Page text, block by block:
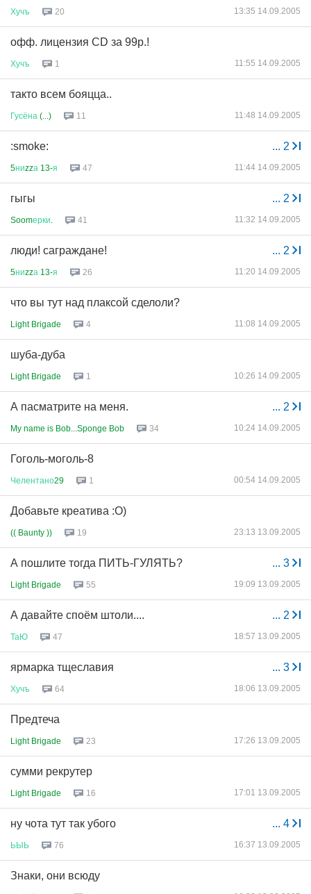
Хучъ 20 13:35 14.09.2005
офф. лицензия CD за 99р.!
Хучъ 1 11:55 14.09.2005
такто всем бояцца..
Гусёна (...) 11 11:48 14.09.2005
... 2
:smoke:
5ниzzа 13-я 47 11:44 14.09.2005
... 2
гыгы
Soomерки 41 11:32 14.09.2005
... 2
люди! саграждане!
5ниzzа 13-я 26 11:20 14.09.2005
что вы тут над плаксой сделоли?
Light Brigade 4 11:08 14.09.2005
шуба-дуба
Light Brigade 1 10:26 14.09.2005
... 2
А пасматрите на меня.
My name is Bob...Sponge Bob 34 10:24 14.09.2005
Гоголь-моголь-8
Челентано29 1 00:54 14.09.2005
Добавьте креатива :О)
(( Baunty )) 19 23:13 13.09.2005
... 3
А пошлите тогда ПИТЬ-ГУЛЯТЬ?
Light Brigade 55 19:09 13.09.2005
... 2
А давайте споём штоли....
ТаЮ 47 18:57 13.09.2005
... 3
ярмарка тщеславия
Хучъ 64 18:06 13.09.2005
Предтеча
Light Brigade 23 17:26 13.09.2005
сумми рекрутер
Light Brigade 16 17:01 13.09.2005
... 4
ну чота тут так убого
ЬЫЬ 76 16:37 13.09.2005
Знаки, они всюду